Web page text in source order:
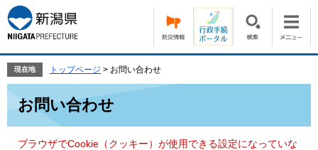
ー
ジ
の
頭
す。
ニ
ュ
ー
飛
て
現在地 トップページ > お問い合わせ
お問い合わせ
ブラウザでCookie（クッキー）が使用できる設定になっていな